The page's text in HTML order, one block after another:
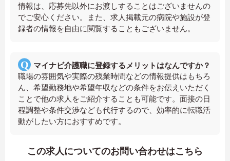
情報は、応募先以外にお渡しすることはございませんの
でご安心ください。また、求人掲載元の病院や施設が登
録者の情報を自由に閲覧することもございません。
マイナビ介護職に登録するメリットはなんですか？
職場の雰囲気や実際の残業時間などの情報提供はもちろ
ん、希望勤務地や希望年収などの条件をお伝えいただく
ことで他の求人をご紹介することも可能です。面接の日
程調整や条件交渉なども代行するので、効率的に転職活
動がしたい方におすすめです。
この求人についてのお問い合わせはこちら